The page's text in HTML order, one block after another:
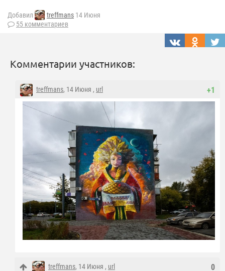
Добавил treffmans 14 Июня
55 комментариев
Комментарии участников:
+1
treffmans, 14 Июня , url
0
treffmans, 14 Июня , url